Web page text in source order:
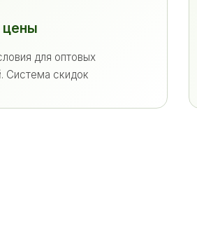
для оптовых
Система скидок